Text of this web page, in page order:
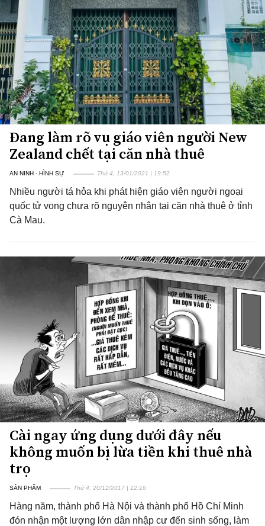
Đang làm rõ vụ giáo viên người New
Zealand chết tại căn nhà thuê
AN NINH - HÌNH SỰ Thứ 4, 13/01/2021 | 19:52
Nhiều người tá hỏa khi phát hiện giáo viên người ngoại
quốc tử vong chưa rõ nguyên nhân tại căn nhà thuê ở tỉnh
Cà Mau.
Cài ngay ứng dụng dưới đây nếu
không muốn bị lừa tiền khi thuê nhà
trọ
SẢN PHẨM Thứ 4, 20/12/2017 | 12:16
Hàng năm, thành phố Hà Nội và thành phố Hồ Chí Minh
đón nhận một lượng lớn dân nhập cư đến sinh sống, làm